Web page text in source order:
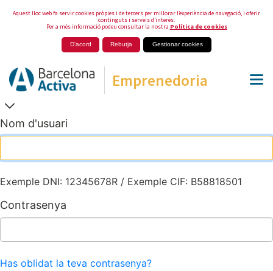
Aquest lloc web fa servir cookies pròpies i de tercers per millorar l’experiència de navegació, i oferir
continguts i serveis d’interès.
Per a més informació podeu consultar la nostra Política de cookies
D'acord Rebutja Gestionar cookies
Emprenedoria
Nom d'usuari
Exemple DNI: 12345678R / Exemple CIF: B58818501
Contrasenya
Has oblidat la teva contrasenya?